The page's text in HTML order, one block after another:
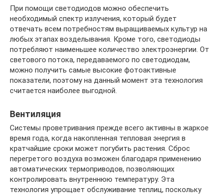
При помощи светодиодов можно обеспечить
необходимый спектр излучения, который будет
отвечать всем потребностям выращиваемых культур на
любых этапах возделывания. Кроме того, светодиоды
потребляют наименьшее количество электроэнергии. От
светового потока, передаваемого по светодиодам,
можно получить самые высокие фотоактивные
показатели, поэтому на данный момент эта технология
считается наиболее выгодной.
Вентиляция
Системы проветривания прежде всего активны в жаркое
время года, когда накопленная тепловая энергия в
кратчайшие сроки может погубить растения. Сброс
перегретого воздуха возможен благодаря применению
автоматических термоприводов, позволяющих
контролировать внутреннюю температуру. Эта
технология упрощает обслуживание теплиц, поскольку